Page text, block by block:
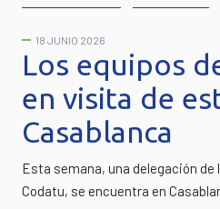
18 JUNIO 2026
Los equipos
en visita de
Casablanca
Esta semana, una delegación de
Codatu, se encuentra en